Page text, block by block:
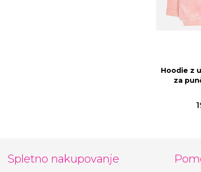
Hoodie z
za
Spletno nakupovanje